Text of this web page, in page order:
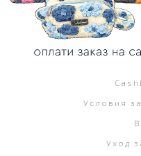
Условия
Уход